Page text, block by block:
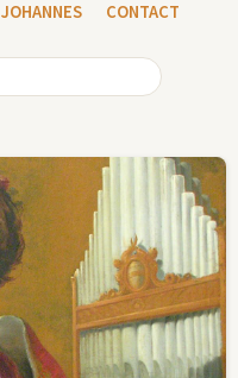
JOHANNES CONTACT